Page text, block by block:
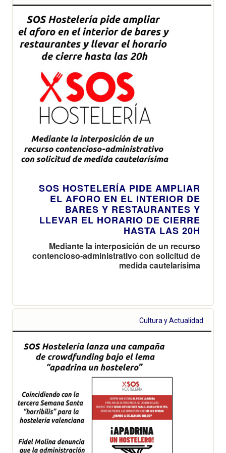
que “rescaten la
hostelería”
adelantando la
hora de la cena
SOS HOSTELERÍA PIDE AMPLIAR
EL AFORO EN EL INTERIOR DE
BARES Y RESTAURANTES Y
LLEVAR EL HORARIO DE CIERRE
HASTA LAS 20H
Mediante la interposición de un recurso
contencioso-administrativo con solicitud de
medida cautelarísima
Cultura y Actualidad